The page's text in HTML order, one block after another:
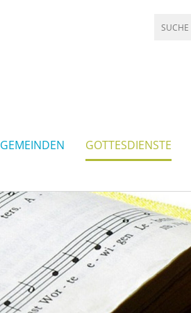
GEMEINDEN GOTTESDIENSTE